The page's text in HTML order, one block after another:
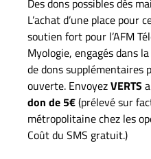
Des dons possibles dès
L’achat d’une place pour
soutien fort pour l’AFM
Myologie, engagés dans
de dons supplémentaires
ouverte. EnvoyezVERTS
don de5€(prélevé sur
métropolitaine chez les
Coût du SMS gratuit.)